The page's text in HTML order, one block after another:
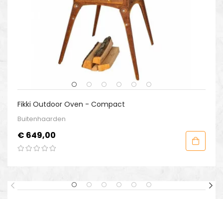
Fikki Outdoor Oven - Compact
Buitenhaarden
Prijs
€ 649,00